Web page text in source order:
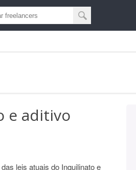
e aditivo
leis atuais do Inquilinato e